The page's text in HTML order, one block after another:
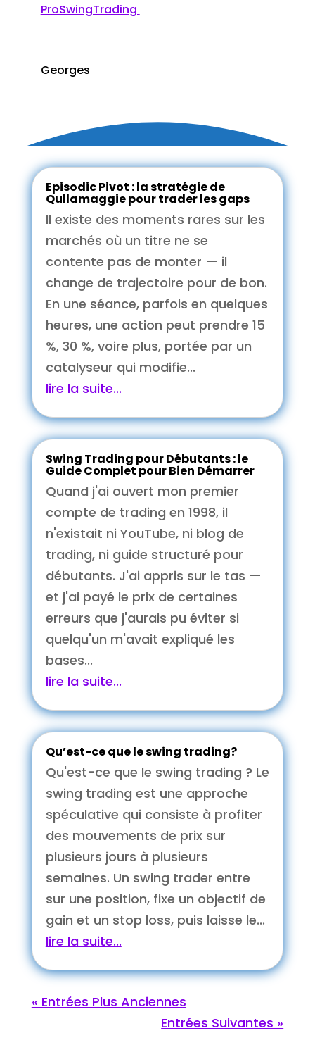
ProSwingTrading
Georges
Episodic Pivot : la stratégie de
Qullamaggie pour trader les gaps
Il existe des moments rares sur les
marchés où un titre ne se
contente pas de monter — il
change de trajectoire pour de bon.
En une séance, parfois en quelques
heures, une action peut prendre 15
%, 30 %, voire plus, portée par un
catalyseur qui modifie...
lire la suite...
Swing Trading pour Débutants : le
Guide Complet pour Bien Démarrer
Quand j'ai ouvert mon premier
compte de trading en 1998, il
n'existait ni YouTube, ni blog de
trading, ni guide structuré pour
débutants. J'ai appris sur le tas —
et j'ai payé le prix de certaines
erreurs que j'aurais pu éviter si
quelqu'un m'avait expliqué les
bases...
lire la suite...
Qu’est-ce que le swing trading?
Qu'est-ce que le swing trading ? Le
swing trading est une approche
spéculative qui consiste à profiter
des mouvements de prix sur
plusieurs jours à plusieurs
semaines. Un swing trader entre
sur une position, fixe un objectif de
gain et un stop loss, puis laisse le...
lire la suite...
« Entrées Plus Anciennes
Entrées Suivantes »